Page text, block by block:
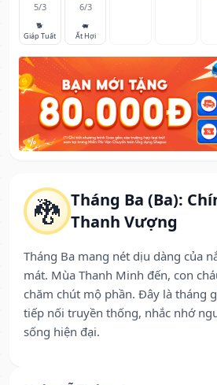
🐉 Tháng Ba (Ba):
Thanh Vượng
Tháng Ba mang nét dịu dàng của
mát. Mùa Thanh Minh đến, con
chăm chút mộ phần. Đây là tháng
tiếp nối truyền thống, nhắc nhớ
sống hiện đại.
5/3
🐕
Giáp Tuất
6/3
🐖
Ất Hợi